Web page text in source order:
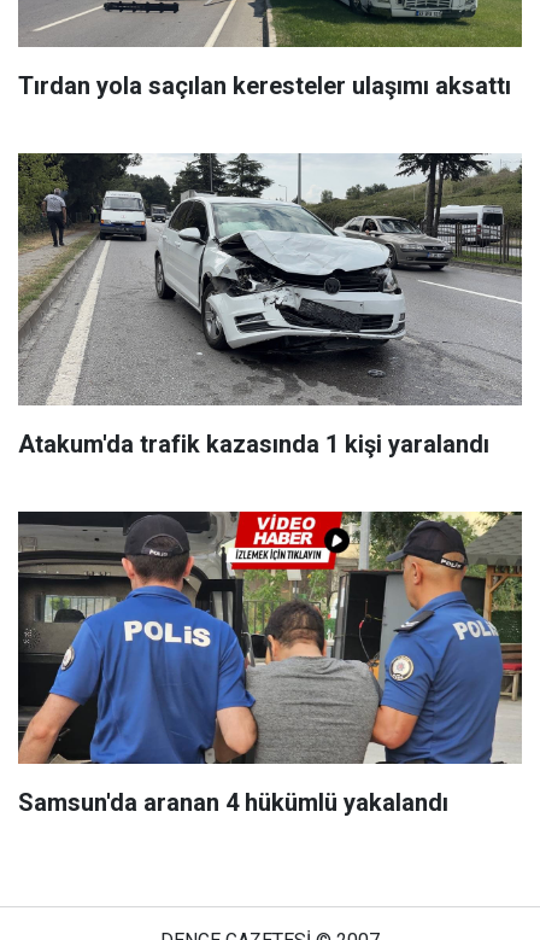
Tırdan yola saçılan keresteler ulaşımı aksattı
Atakum'da trafik kazasında 1 kişi yaralandı
Samsun'da aranan 4 hükümlü yakalandı